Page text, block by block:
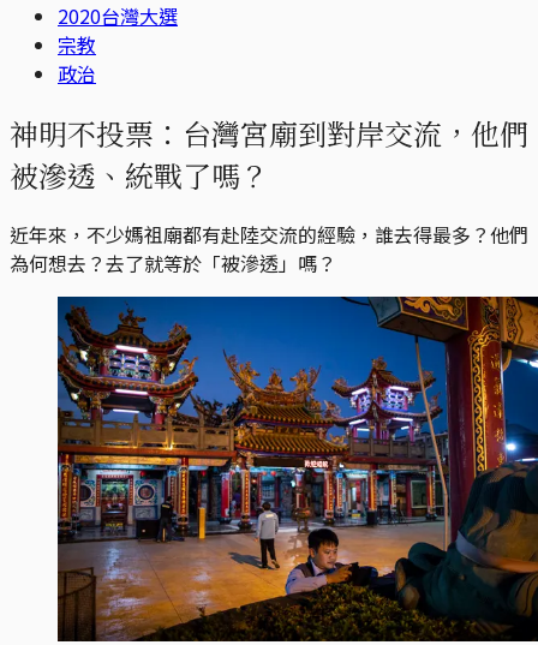
2020台灣大選
宗教
政治
神明不投票：台灣宮廟到對岸交流，他們
被滲透、統戰了嗎？
近年來，不少媽祖廟都有赴陸交流的經驗，誰去得最多？他們
為何想去？去了就等於「被滲透」嗎？